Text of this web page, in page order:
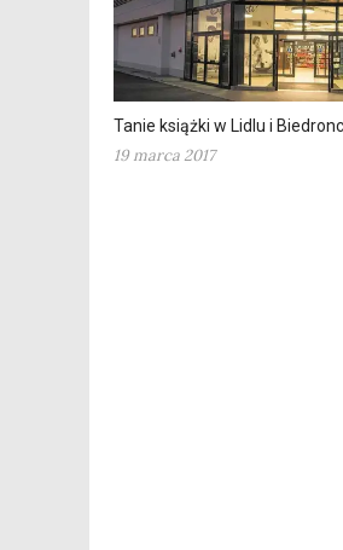
Tanie książki w Lidlu i
19 marca 2017